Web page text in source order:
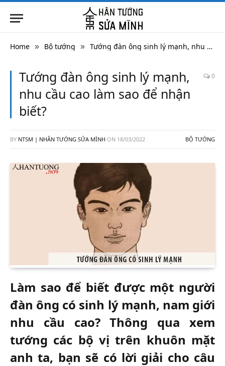
Home » Bộ tướng » Tướng đàn ông sinh lý mạnh, nhu cầu cao làm sao để nhận biết?
Tướng đàn ông sinh lý mạnh,
nhu cầu cao làm sao để nhận
biết?
0
BY NTSM | NHÂN TƯỚNG SỬA MÌNH ON 18/03/2022 BỘ TƯỚNG
Làm sao để biết được một người
đàn ông có sinh lý mạnh, nam giới
nhu cầu cao? Thông qua xem
tướng các bộ vị trên khuôn mặt
anh ta, bạn sẽ có lời giải cho câu